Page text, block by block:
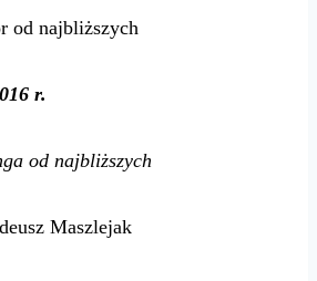
od najbliższych
r.
od najbliższych
Maszlejak